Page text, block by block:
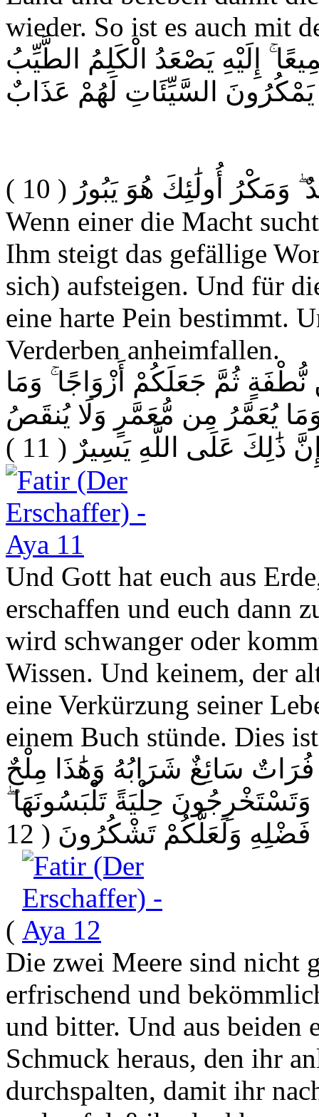
wieder. So ist es auch mit
إِلَيْهِ يَصْعَدُ الْكَلِمُ الطَّيِّبُ
يَمْكُرُونَ السَّيِّئَاتِ لَهُمْ عَذَابٌ
وَمَكْرُ أُولَٰئِكَ هُوَ يَبُورُ ( 10 )
Wenn einer die Macht
Ihm steigt das gefällige
sich) aufsteigen. Und für
eine harte Pein bestimmt.
Verderben anheimfallen.
ثُمَّ جَعَلَكُمْ أَزْوَاجًا ۚ وَمَا
يُعَمَّرُ مِن مُّعَمَّرٍ وَلَا يُنقَصُ
ذَٰلِكَ عَلَى اللَّهِ يَسِيرٌ ( 11 )
Und Gott hat euch aus
erschaffen und euch dann
wird schwanger oder
Wissen. Und keinem, der
eine Verkürzung seiner
einem Buch stünde. Dies
سَائِغٌ شَرَابُهُ وَهَٰذَا مِلْحٌ
حِلْيَةً تَلْبَسُونَهَا
فَضْلِهِ وَلَعَلَّكُمْ تَشْكُرُونَ
( 12
)
Die zwei Meere sind nicht
erfrischend und
und bitter. Und aus beiden
Schmuck heraus, den ihr
durchspalten, damit ihr